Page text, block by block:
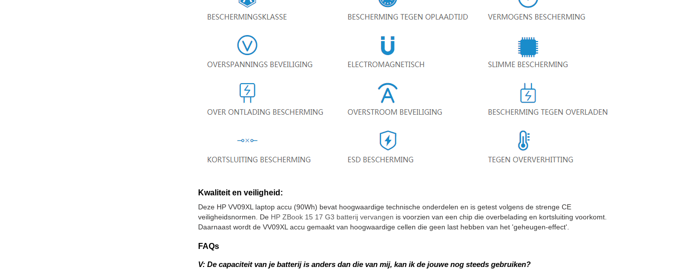
Kwaliteit en veiligheid:
Deze HP VV09XL laptop accu (90Wh) bevat hoogwaardige technische onderdelen en is getest volgens de strenge CE
veiligheidsnormen. De HP ZBook 15 17 G3 batterij vervangen is voorzien van een chip die overbelading en kortsluiting voorkomt.
Daarnaast wordt de VV09XL accu gemaakt van hoogwaardige cellen die geen last hebben van het 'geheugen-effect'.
FAQs
V: De capaciteit van je batterij is anders dan die van mij, kan ik de jouwe nog steeds gebruiken?